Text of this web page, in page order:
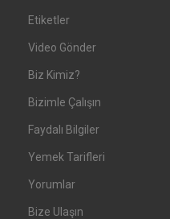
Etiketler
Video Gönder
Biz Kimiz?
Bizimle Çalışın
Faydalı Bilgiler
Yemek Tarifleri
Yorumlar
Bize Ulaşın